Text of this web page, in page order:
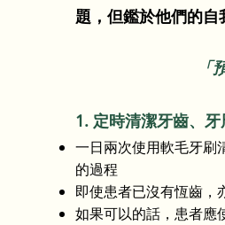
題，但鑑於他們的自
1. 定時清潔牙齒、
一日兩次使用軟毛牙刷
的過程
即使患者已沒有恆齒，
如果可以的話，患者應